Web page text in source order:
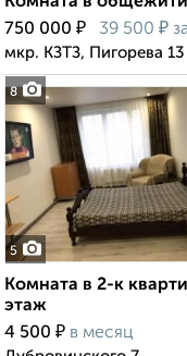
8
750 000 ₽ 39 500 ₽
мкр. КЗТЗ, Пигорева 13
5
Комната в 2-к
этаж
4 500 ₽ в месяц